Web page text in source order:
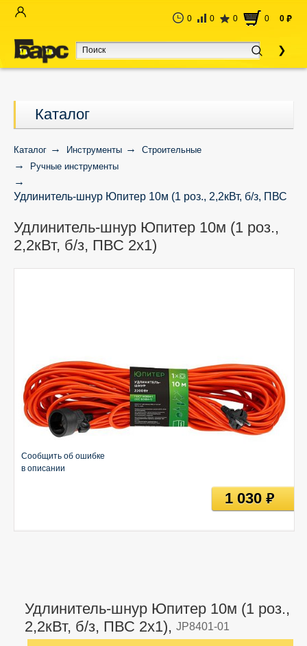
0 0 0 0 0 руб
Каталог
Каталог Инструменты
Строительные
Ручные инструменты
Удлинитель-шнур Юпитер 10м (1 роз., 2,2кВт, б/з, ПВС
Удлинитель-шнур Юпитер 10м (1 роз.,
2,2кВт, б/з, ПВС 2х1)
Удлинитель-шнур Юпитер 10м (1 роз.,
2,2кВт, б/з, ПВС 2х1), JP8401-01
Сообщить об ошибке
в описании
1 030руб